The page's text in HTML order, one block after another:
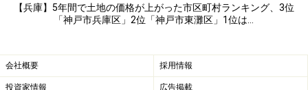
【兵庫】5年間で土地の価格が上がった市区町村ランキング、3位
「神戸市兵庫区」2位「神戸市東灘区」1位は…
会社概要 採用情報
投資家情報 広告掲載